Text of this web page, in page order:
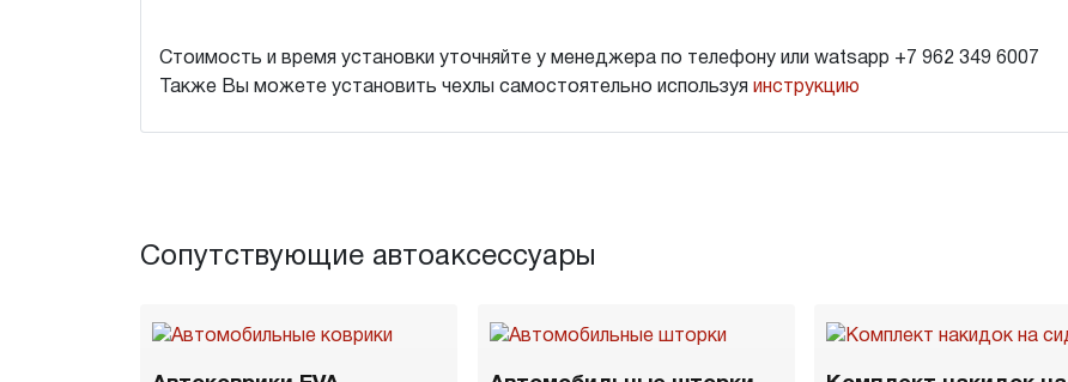
Стоимость и время установки уточняйте у менеджера по телефону или watsapp +7 962 349 6007
Также Вы можете установить чехлы самостоятельно используя инструкцию
Сопутствующие автоаксессуары